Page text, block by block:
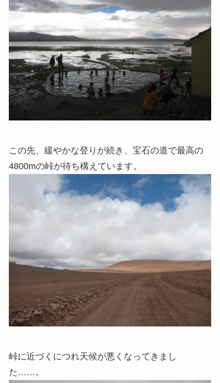
この先、緩やかな登りが続き、宝石の道で最高の
4800mの峠が待ち構えています。
峠に近づくにつれ天候が悪くなってきまし
た……。